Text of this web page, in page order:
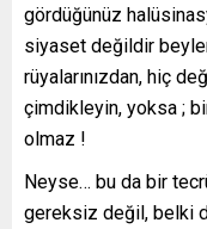
gördüğünüz
siyaset değildir beyler
rüyalarınızdan, hiç
çimdikleyin, yoksa ;
olmaz !
Neyse… bu da bir
gereksiz değil, belki